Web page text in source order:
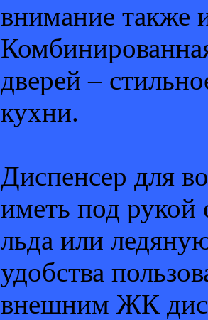
внимание также
дверей –
кухни.
Диспенсер для
иметь под
льда или
удобства
внешним ЖК